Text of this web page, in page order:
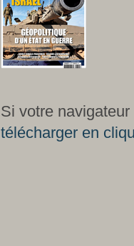
Si votre
télécharger en